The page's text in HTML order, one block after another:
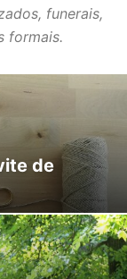
funerais,
formais.
de